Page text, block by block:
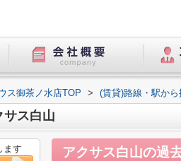
ス御茶ノ水店TOP > (賃貸)路線・駅から
サス白山
アクサス白山の過
ます